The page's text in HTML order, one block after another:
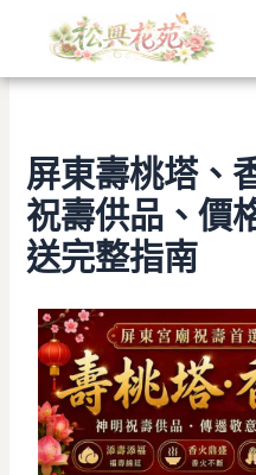
類
屏東壽桃塔、
祝壽供品、價
送完整指南